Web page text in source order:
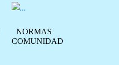
NORMAS
COMUNIDAD